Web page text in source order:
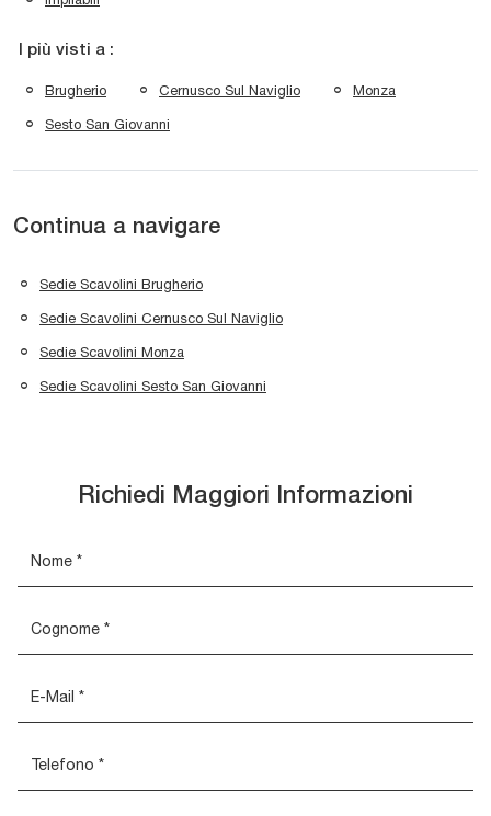
I più visti a :
Brugherio Cernusco Sul Naviglio Monza
Sesto San Giovanni
Continua a navigare
Sedie Scavolini Brugherio
Sedie Scavolini Cernusco Sul Naviglio
Sedie Scavolini Monza
Sedie Scavolini Sesto San Giovanni
Richiedi Maggiori Informazioni